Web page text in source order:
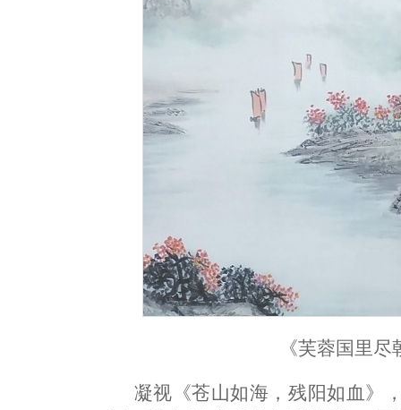
《芙蓉国里
凝视《苍山如海，残阳如血》